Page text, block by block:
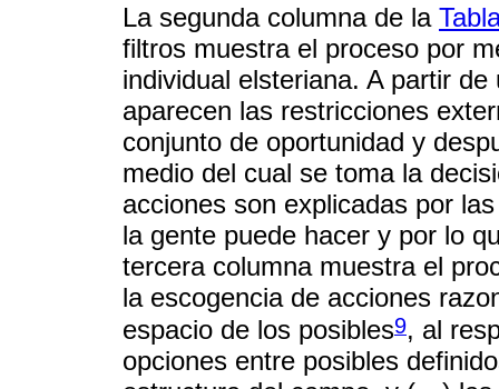
La segunda columna de la
filtros muestra el proceso por
individual elsteriana. A partir
aparecen las restricciones
conjunto de oportunidad y
medio del cual se toma la
acciones son explicadas por
la gente puede hacer y por lo
tercera columna muestra el
la escogencia de acciones
espacio de los posibles9, al
opciones entre posibles